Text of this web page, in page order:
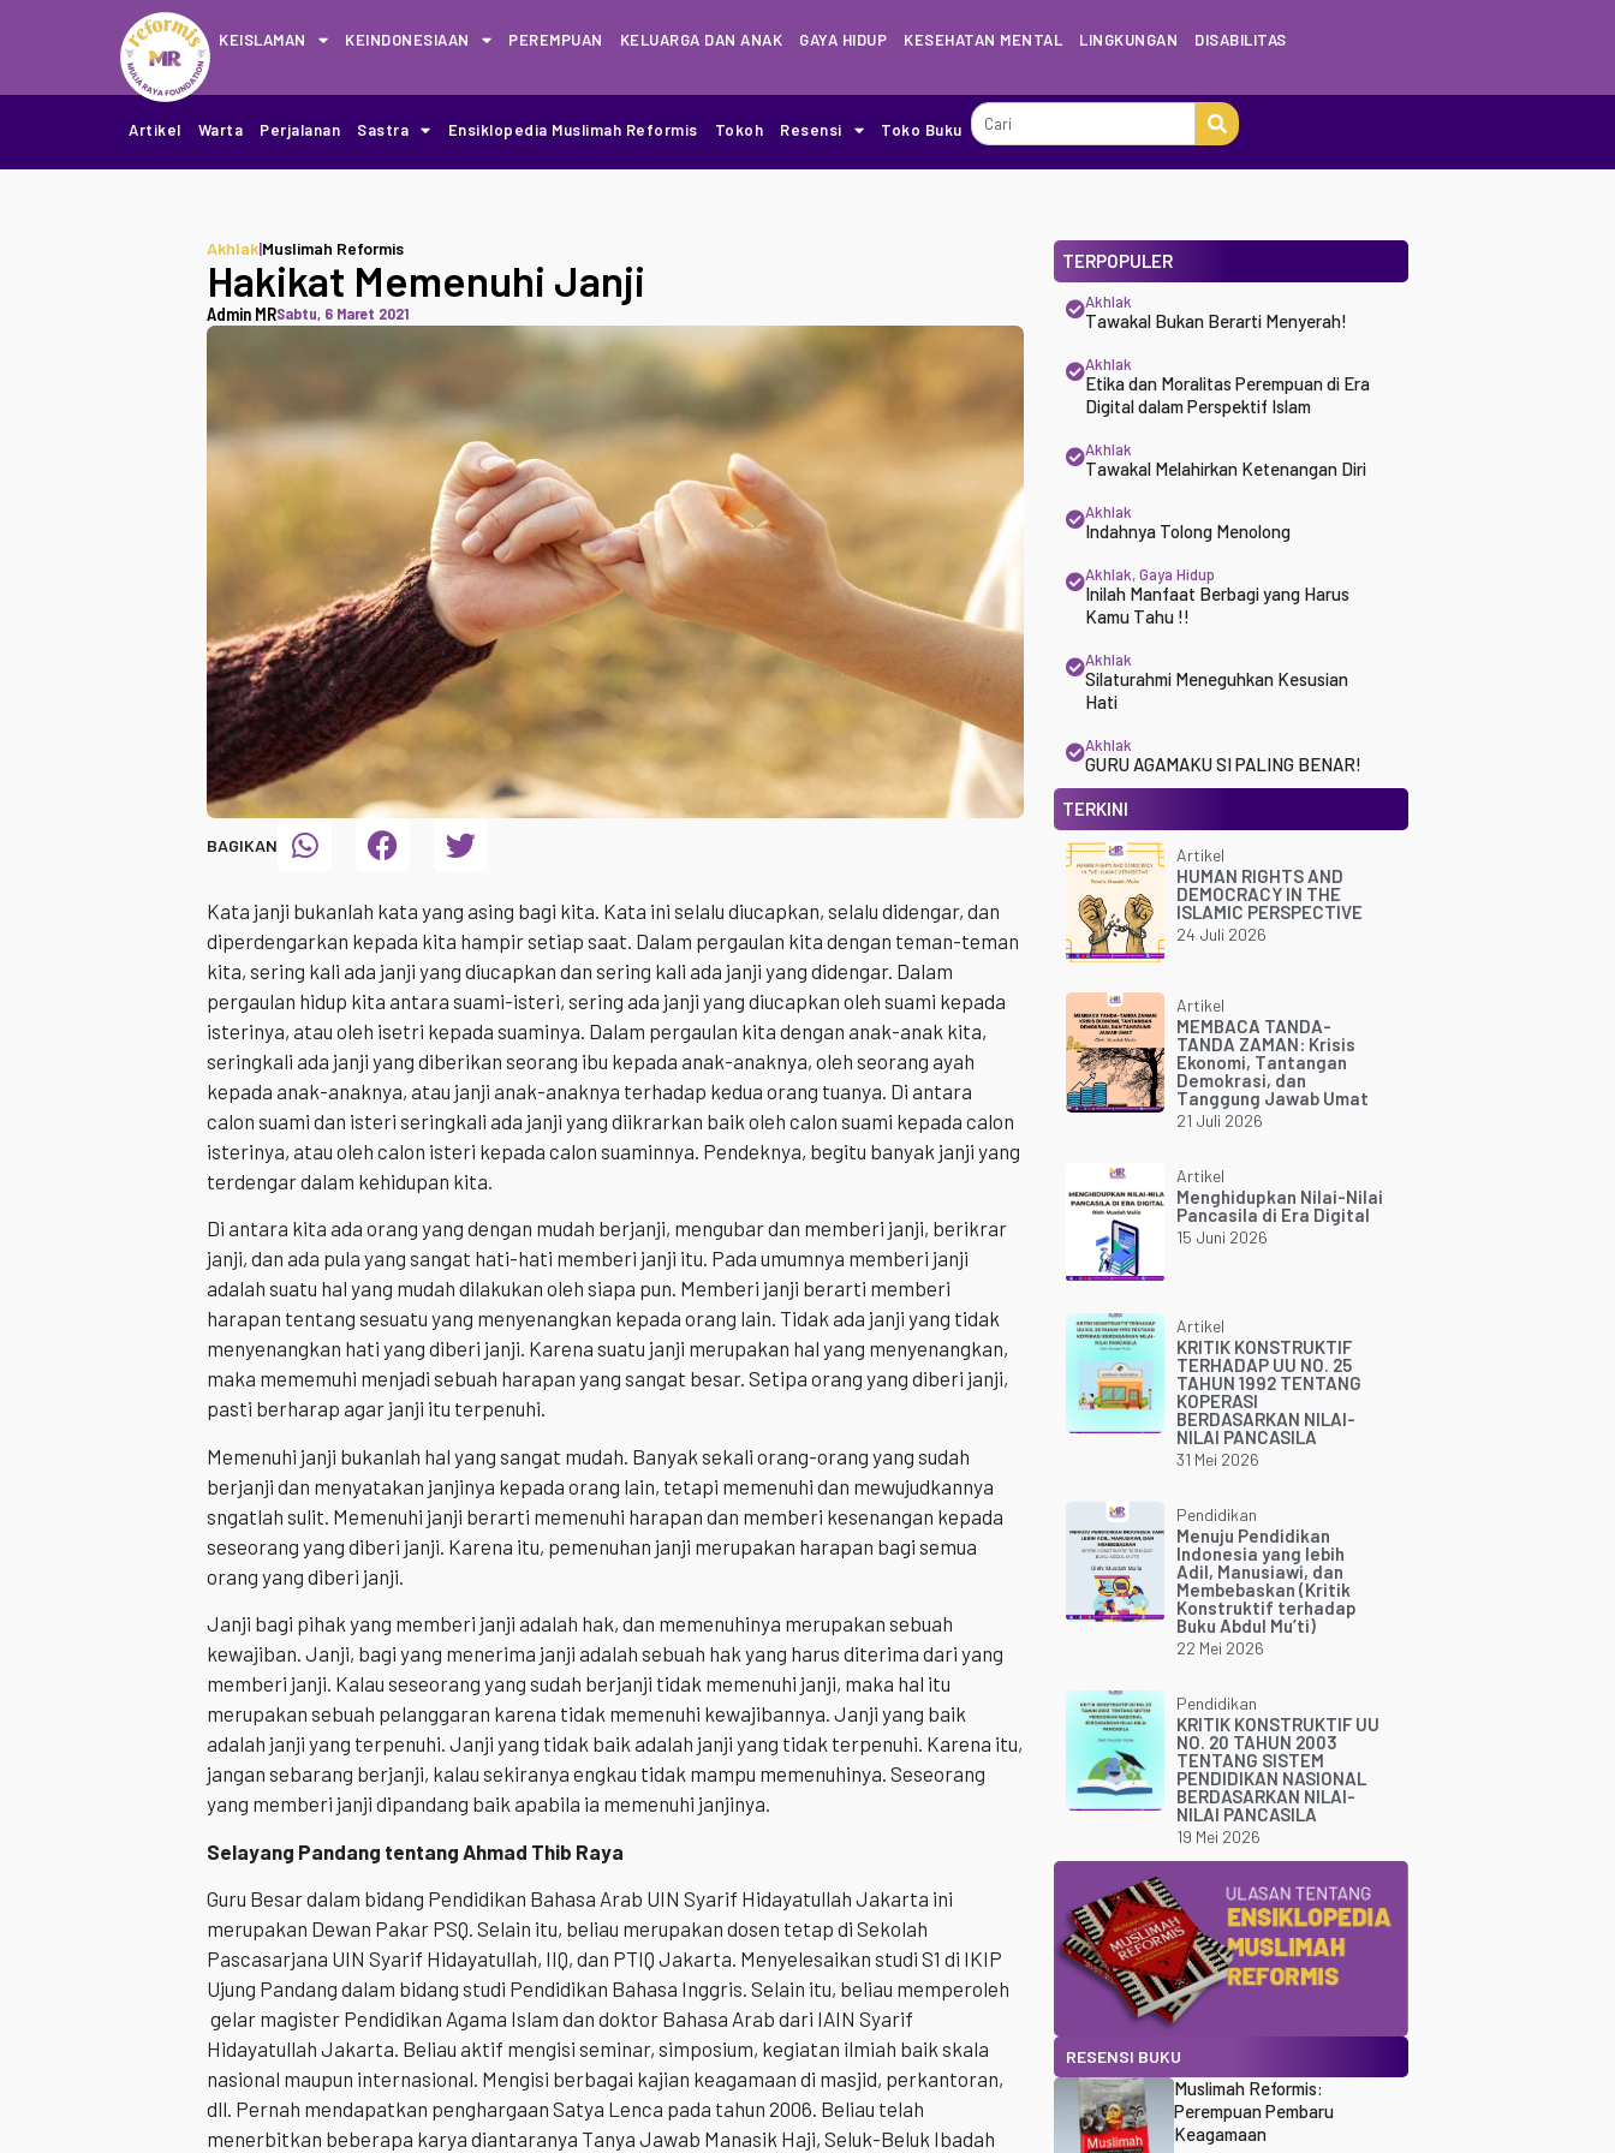
KEISLAMAN KEINDONESIAAN PEREMPUAN KELUARGA DAN ANAK GAYA HIDUP KESEHATAN MENTAL LINGKUNGAN DISABILITAS
Artikel Warta Perjalanan Sastra Ensiklopedia Muslimah Reformis Tokoh Resensi Toko Buku
Akhlak|Muslimah Reformis
Hakikat Memenuhi Janji
Admin MRSabtu, 6 Maret 2021
BAGIKAN
Kata janji bukanlah kata yang asing bagi kita. Kata ini selalu diucapkan, selalu didengar, dan
diperdengarkan kepada kita hampir setiap saat. Dalam pergaulan kita dengan teman-teman
kita, sering kali ada janji yang diucapkan dan sering kali ada janji yang didengar. Dalam
pergaulan hidup kita antara suami-isteri, sering ada janji yang diucapkan oleh suami kepada
isterinya, atau oleh isetri kepada suaminya. Dalam pergaulan kita dengan anak-anak kita,
seringkali ada janji yang diberikan seorang ibu kepada anak-anaknya, oleh seorang ayah
kepada anak-anaknya, atau janji anak-anaknya terhadap kedua orang tuanya. Di antara
calon suami dan isteri seringkali ada janji yang diikrarkan baik oleh calon suami kepada calon
isterinya, atau oleh calon isteri kepada calon suaminnya. Pendeknya, begitu banyak janji yang
terdengar dalam kehidupan kita.
Di antara kita ada orang yang dengan mudah berjanji, mengubar dan memberi janji, berikrar
janji, dan ada pula yang sangat hati-hati memberi janji itu. Pada umumnya memberi janji
adalah suatu hal yang mudah dilakukan oleh siapa pun. Memberi janji berarti memberi
harapan tentang sesuatu yang menyenangkan kepada orang lain. Tidak ada janji yang tidak
menyenangkan hati yang diberi janji. Karena suatu janji merupakan hal yang menyenangkan,
maka mememuhi menjadi sebuah harapan yang sangat besar. Setipa orang yang diberi janji,
pasti berharap agar janji itu terpenuhi.
Memenuhi janji bukanlah hal yang sangat mudah. Banyak sekali orang-orang yang sudah
berjanji dan menyatakan janjinya kepada orang lain, tetapi memenuhi dan mewujudkannya
sngatlah sulit. Memenuhi janji berarti memenuhi harapan dan memberi kesenangan kepada
seseorang yang diberi janji. Karena itu, pemenuhan janji merupakan harapan bagi semua
orang yang diberi janji.
Janji bagi pihak yang memberi janji adalah hak, dan memenuhinya merupakan sebuah
kewajiban. Janji, bagi yang menerima janji adalah sebuah hak yang harus diterima dari yang
memberi janji. Kalau seseorang yang sudah berjanji tidak memenuhi janji, maka hal itu
merupakan sebuah pelanggaran karena tidak memenuhi kewajibannya. Janji yang baik
adalah janji yang terpenuhi. Janji yang tidak baik adalah janji yang tidak terpenuhi. Karena itu,
jangan sebarang berjanji, kalau sekiranya engkau tidak mampu memenuhinya. Seseorang
yang memberi janji dipandang baik apabila ia memenuhi janjinya.
Selayang Pandang tentang Ahmad Thib Raya
Guru Besar dalam bidang Pendidikan Bahasa Arab UIN Syarif Hidayatullah Jakarta ini
merupakan Dewan Pakar PSQ. Selain itu, beliau merupakan dosen tetap di Sekolah
Pascasarjana UIN Syarif Hidayatullah, IIQ, dan PTIQ Jakarta. Menyelesaikan studi S1 di IKIP
Ujung Pandang dalam bidang studi Pendidikan Bahasa Inggris. Selain itu, beliau memperoleh
gelar magister Pendidikan Agama Islam dan doktor Bahasa Arab dari IAIN Syarif
Hidayatullah Jakarta. Beliau aktif mengisi seminar, simposium, kegiatan ilmiah baik skala
nasional maupun internasional. Mengisi berbagai kajian keagamaan di masjid, perkantoran,
dll. Pernah mendapatkan penghargaan Satya Lenca pada tahun 2006. Beliau telah
menerbitkan beberapa karya diantaranya Tanya Jawab Manasik Haji, Seluk-Beluk Ibadah
TERPOPULER
Akhlak
Tawakal Bukan Berarti Menyerah!
Akhlak
Etika dan Moralitas Perempuan di Era
Digital dalam Perspektif Islam
Akhlak
Tawakal Melahirkan Ketenangan Diri
Akhlak
Indahnya Tolong Menolong
Akhlak,Gaya Hidup
Inilah Manfaat Berbagi yang Harus
Kamu Tahu !!
Akhlak
Silaturahmi Meneguhkan Kesusian
Hati
Akhlak
GURU AGAMAKU SI PALING BENAR!
TERKINI
Artikel
HUMAN RIGHTS AND
DEMOCRACY IN THE
ISLAMIC PERSPECTIVE
24 Juli 2026
Artikel
MEMBACA TANDA-
TANDA ZAMAN: Krisis
Ekonomi, Tantangan
Demokrasi, dan
Tanggung Jawab Umat
21 Juli 2026
Artikel
Menghidupkan Nilai-Nilai
Pancasila di Era Digital
15 Juni 2026
Artikel
KRITIK KONSTRUKTIF
TERHADAP UU NO. 25
TAHUN 1992 TENTANG
KOPERASI
BERDASARKAN NILAI-
NILAI PANCASILA
31 Mei 2026
Pendidikan
Menuju Pendidikan
Indonesia yang lebih
Adil, Manusiawi, dan
Membebaskan (Kritik
Konstruktif terhadap
Buku Abdul Mu’ti)
22 Mei 2026
Pendidikan
KRITIK KONSTRUKTIF UU
NO. 20 TAHUN 2003
TENTANG SISTEM
PENDIDIKAN NASIONAL
BERDASARKAN NILAI-
NILAI PANCASILA
19 Mei 2026
RESENSI BUKU
Muslimah Reformis:
Perempuan Pembaru
Keagamaan